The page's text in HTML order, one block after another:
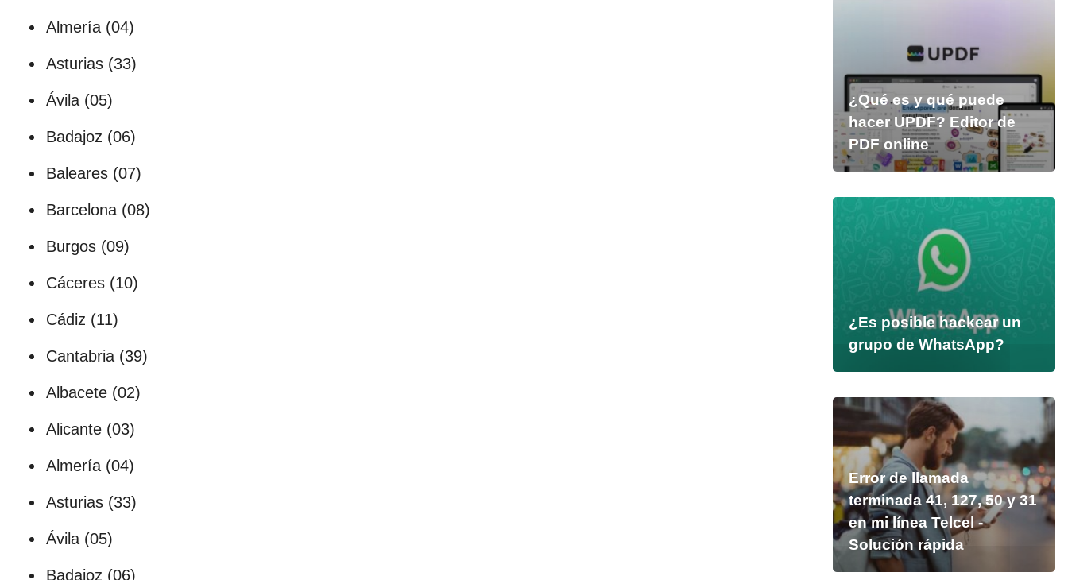
Almería (04)
Asturias (33)
Ávila (05)
Badajoz (06)
Baleares (07)
Barcelona (08)
Burgos (09)
Cáceres (10)
Cádiz (11)
Cantabria (39)
Albacete (02)
Alicante (03)
Almería (04)
Asturias (33)
Ávila (05)
Badajoz (06)
¿Qué es y qué puede
hacer UPDF? Editor de
PDF online
¿Es posible hackear un
grupo de WhatsApp?
Error de llamada
terminada 41, 127, 50 y 31
en mi línea Telcel -
Solución rápida